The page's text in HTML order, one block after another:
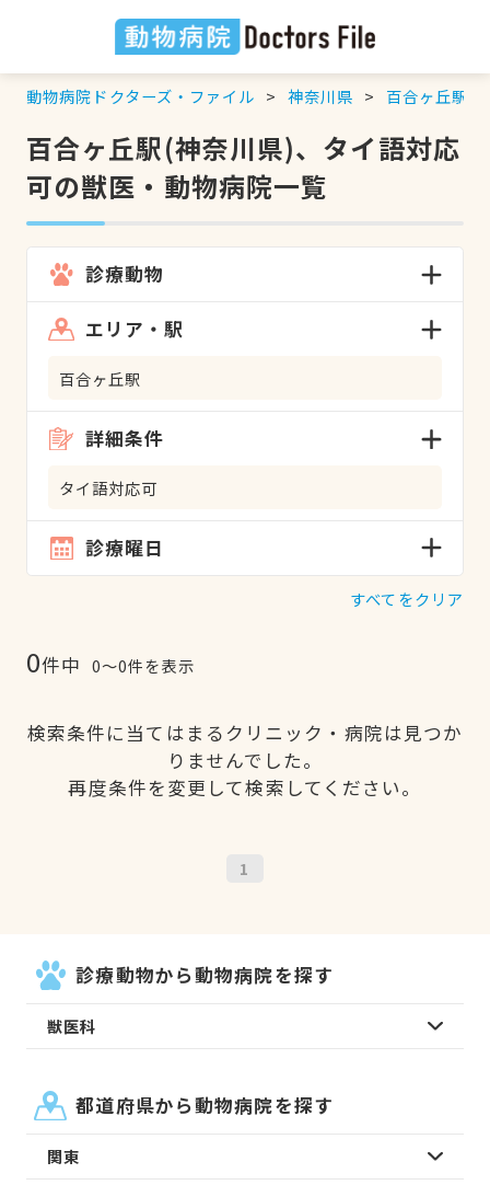
動物病院ドクターズ・ファイル 神奈川県 百合ヶ丘駅
百合ヶ丘駅(神奈川県)、タイ語対応
可の獣医・動物病院一覧
診療動物
エリア・駅
百合ヶ丘駅
詳細条件
タイ語対応可
診療曜日
すべてをクリア
0件中 0〜0件を表示
検索条件に当てはまるクリニック・病院は見つか
りませんでした。
再度条件を変更して検索してください。
1
診療動物から動物病院を探す
獣医科
都道府県から動物病院を探す
関東